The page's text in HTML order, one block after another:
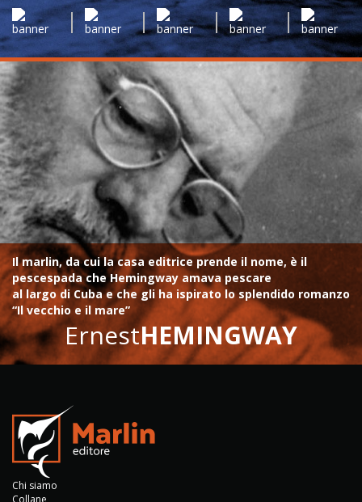
Il marlin, da cui la casa editrice prende il nome, è il
pescespada che Hemingway amava pescare
al largo di Cuba e che gli ha ispirato lo splendido romanzo
“Il vecchio e il mare”
ErnestHEMINGWAY
Chi siamo
Collane